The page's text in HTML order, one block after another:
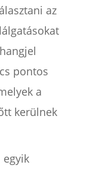
az
pontos
a
kerülnek
egyik